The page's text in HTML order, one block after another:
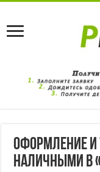
Оформление и
наличными в